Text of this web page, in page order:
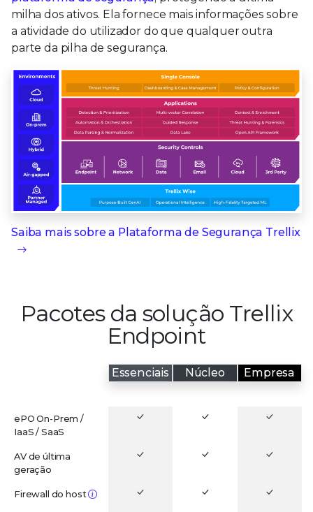
milha dos ativos. Ela fornece mais informações sobre
a atividade do utilizador do que qualquer outra
parte da pilha de segurança.
Saiba mais sobre a Plataforma de Segurança Trellix
Pacotes da solução Trellix
Endpoint
Essenciais Núcleo Empresa
ePO On-Prem /
IaaS / SaaS
AV de última
geração
Firewall do host